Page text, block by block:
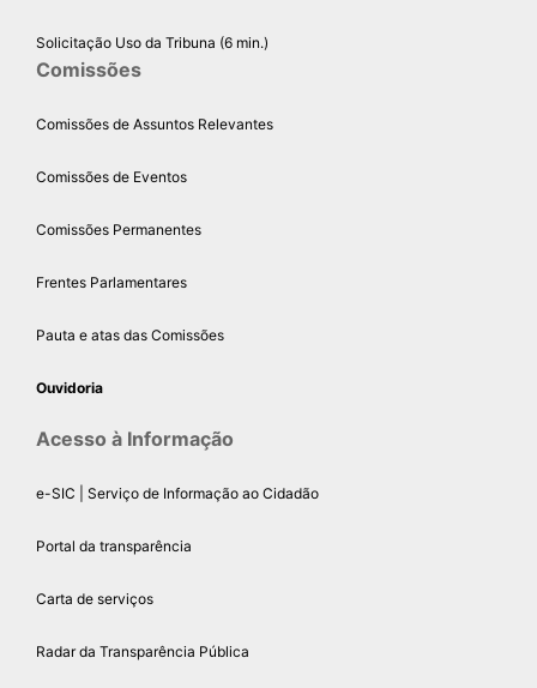
Solicitação Uso da Tribuna (6 min.)
Comissões
Comissões de Assuntos Relevantes
Comissões de Eventos
Comissões Permanentes
Frentes Parlamentares
Pauta e atas das Comissões
Ouvidoria
Acesso à Informação
e-SIC | Serviço de Informação ao Cidadão
Portal da transparência
Carta de serviços
Radar da Transparência Pública